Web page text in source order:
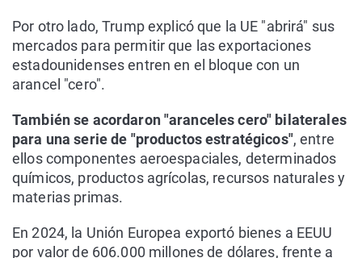
Por otro lado, Trump explicó que la UE "abrirá" sus
mercados para permitir que las exportaciones
estadounidenses entren en el bloque con un
arancel "cero".
También se acordaron "aranceles cero" bilaterales
para una serie de "productos estratégicos", entre
ellos componentes aeroespaciales, determinados
químicos, productos agrícolas, recursos naturales y
materias primas.
En 2024, la Unión Europea exportó bienes a EEUU
por valor de 606.000 millones de dólares, frente a